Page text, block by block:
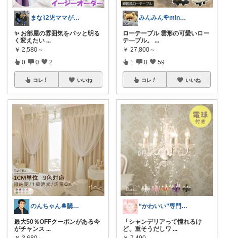
まな⌇2児ママが目指すゆとりある暮らし
✨ お部屋の雰囲気をパッと明る
く変えたい ...
￥ 2,580～
0 0 2
コレ いいね
のんちゃん🔔購入感謝です✨
最大50％OFFクーポンがある今
がチャンス ...
みんみん🌹minminღ
ローテーブル 雲形の可愛いロー
テ―ブル。
...
￥ 27,800～
1 0 59
コレ いいね
“かわいい”専門家見習いの部屋
「シャンデリアって憧れるけ
ど、重そうだしワ ...